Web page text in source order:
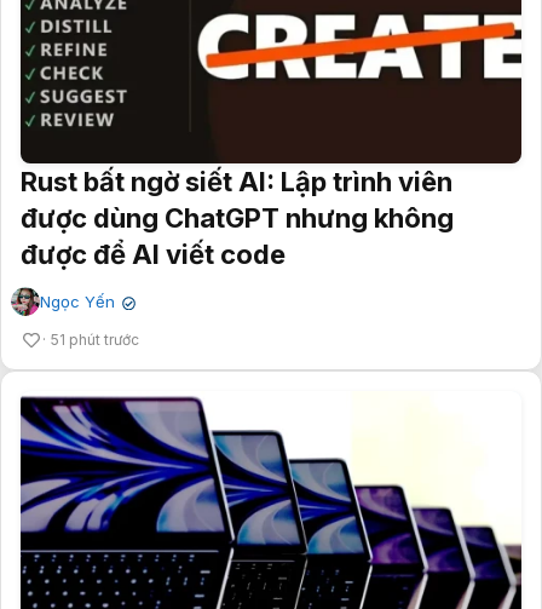
Rust bất ngờ siết AI: Lập trình viên
được dùng ChatGPT nhưng không
được để AI viết code
Ngọc Yến ✔
51 phút trước